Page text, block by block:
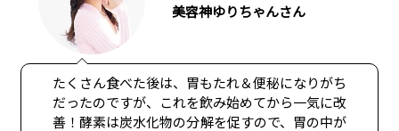
美容神ゆりちゃんさん
たくさん食べた後は、胃もたれ＆便秘になりがち
だったのですが、これを飲み始めてから一気に改
善！酵素は炭水化物の分解を促すので、胃の中が